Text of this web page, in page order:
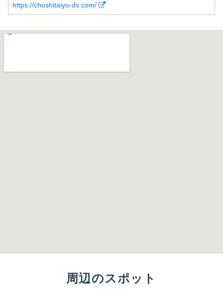
https://choshitaiyo-ds.com/
周辺のスポット